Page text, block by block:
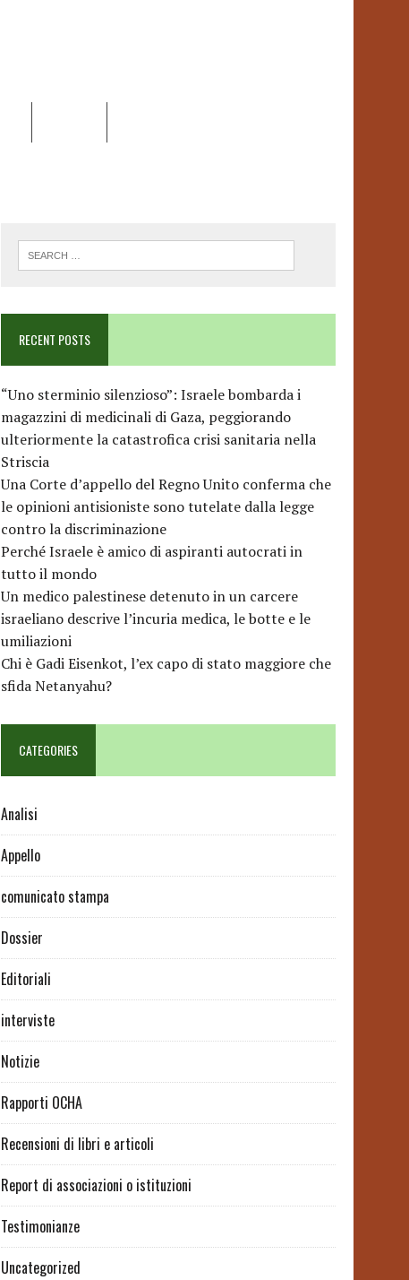
RECENT POSTS
“Uno sterminio silenzioso”: Israele bombarda i
magazzini di medicinali di Gaza, peggiorando
ulteriormente la catastrofica crisi sanitaria nella
Striscia
Una Corte d’appello del Regno Unito conferma che
le opinioni antisioniste sono tutelate dalla legge
contro la discriminazione
Perché Israele è amico di aspiranti autocrati in
tutto il mondo
Un medico palestinese detenuto in un carcere
israeliano descrive l’incuria medica, le botte e le
umiliazioni
Chi è Gadi Eisenkot, l’ex capo di stato maggiore che
sfida Netanyahu?
CATEGORIES
Analisi
Appello
comunicato stampa
Dossier
Editoriali
interviste
Notizie
Rapporti OCHA
Recensioni di libri e articoli
Report di associazioni o istituzioni
Testimonianze
Uncategorized